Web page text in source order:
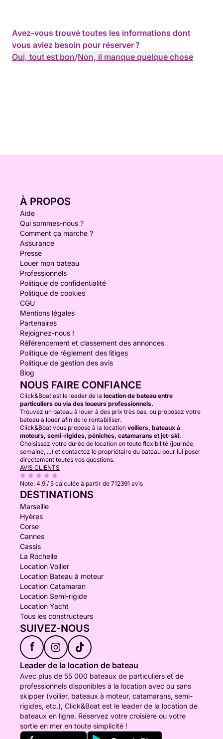
Avez-vous trouvé toutes les informations dont
vous aviez besoin pour réserver ?
Oui, tout est bon/Non, il manque quelque chose
À PROPOS
Aide
Qui sommes-nous ?
Comment ça marche ?
Assurance
Presse
Louer mon bateau
Professionnels
Politique de confidentialité
Politique de cookies
CGU
Mentions légales
Partenaires
Rejoignez-nous !
Référencement et classement des annonces
Politique de règlement des litiges
Politique de gestion des avis
Blog
NOUS FAIRE CONFIANCE
Click&Boat est le leader de la location de bateau entre
particuliers ou via des loueurs professionnels.
Trouvez un bateau à louer à des prix très bas, ou proposez votre
bateau à louer afin de le rentabiliser.
Click&Boat vous propose à la location voiliers, bateaux à
moteurs, semi-rigides, péniches, catamarans et jet-ski.
Choisissez votre durée de location en toute flexibilité (journée,
semaine, ...) et contactez le propriétaire du bateau pour lui poser
directement toutes vos questions.
AVIS CLIENTS
Note: 4.9 / 5 calculée à partir de 712391 avis
DESTINATIONS
Marseille
Hyères
Corse
Cannes
Cassis
La Rochelle
Location Voilier
Location Bateau à moteur
Location Catamaran
Location Semi-rigide
Location Yacht
Tous les constructeurs
SUIVEZ-NOUS
f
Leader de la location de bateau
Avec plus de 55 000 bateaux de particuliers et de
professionnels disponibles à la location avec ou sans
skipper (voilier, bateaux à moteur, catamarans, semi-
rigides, etc.), Click&Boat est le leader de la location de
bateaux en ligne. Réservez votre croisière ou votre
sortie en mer en toute simplicité !